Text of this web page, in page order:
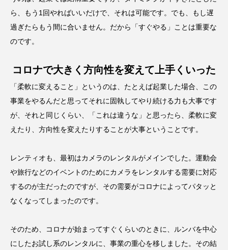
ら、もう1回やればいいだけで、それは可能です。でも、もし遅
過ぎたらもう間に合いません。だから「すぐやる」ことは重要な
のです。
コロナで大きく方向性を変えて上手くいった
「柔軟に変えること」というのは、たとえば起業した場合、この
事業をやるんだと思ってそれに固執してやり続ける力も大事です
が、それと同じくらい、「これは違うな」と思ったら、柔軟に変
えたり、方向性を変えたりすることが大事ということです。
レンティオも、最初はカメラのレンタルがメインでした。運動会
や旅行などのイベントのためにカメラをレンタルする需要に対応
するのが主だったのですが、その需要がコロナによってパタッと
なくなってしまったのです。
そのため、コロナが始まってすぐくらいのときに、ルンバを中心
にしたお試し系のレンタルに、事業の重心を移しました。その結